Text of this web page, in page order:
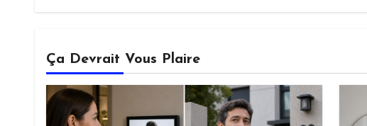
Ça Devrait Vous Plaire